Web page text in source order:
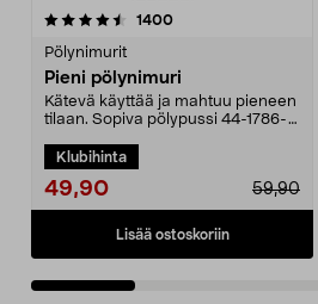
1400arvostelut
Pölynimurit
Pieni pölynimuri
Kätevä käyttää ja mahtuu pieneen
tilaan. Sopiva pölypussi 44-1786-
Klubihinta
49,90 59,90
Lisää ostoskoriin
4.5 viidestä